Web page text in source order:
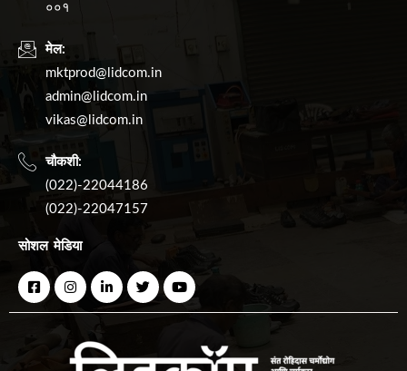
००१
मेल:
mktprod@lidcom.in
admin@lidcom.in
vikas@lidcom.in
चौकशी:
(022)-22044186
(022)-22047157
सोशल मेडिया